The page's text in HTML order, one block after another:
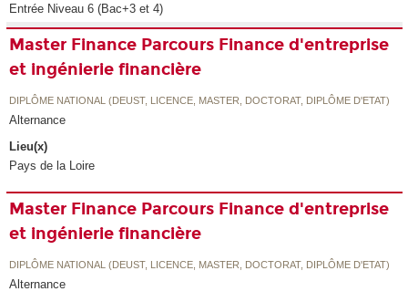
Entrée Niveau 6 (Bac+3 et 4)
Master Finance Parcours Finance d'entreprise
et ingénierie financière
DIPLÔME NATIONAL (DEUST, LICENCE, MASTER, DOCTORAT, DIPLÔME D'ETAT)
Alternance
Lieu(x)
Pays de la Loire
Master Finance Parcours Finance d'entreprise
et ingénierie financière
DIPLÔME NATIONAL (DEUST, LICENCE, MASTER, DOCTORAT, DIPLÔME D'ETAT)
Alternance